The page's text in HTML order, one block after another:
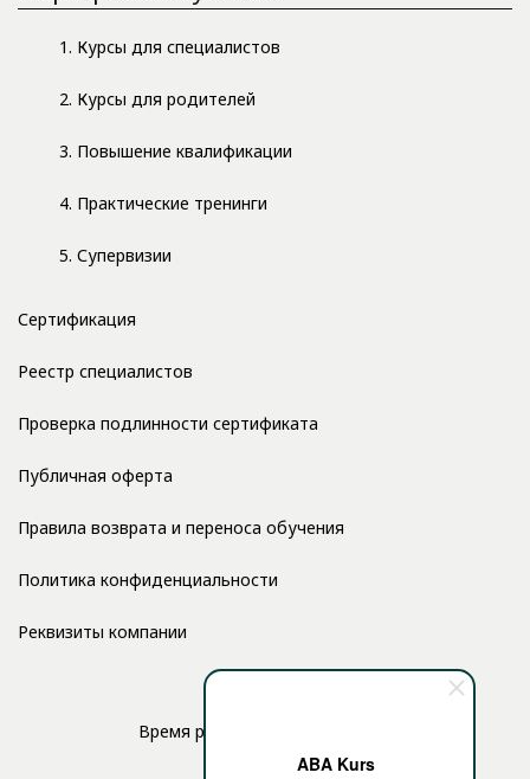
ABA Kurs
1. Курсы для специалистов
2. Курсы для родителей
3. Повышение квалификации
4. Практические тренинги
5. Супервизии
Сертификация
Реестр специалистов
Проверка подлинности сертификата
Публичная оферта
Правила возврата и переноса обучения
Политика конфиденциальности
Реквизиты компании
Время работы: с 10:00 до 17:00